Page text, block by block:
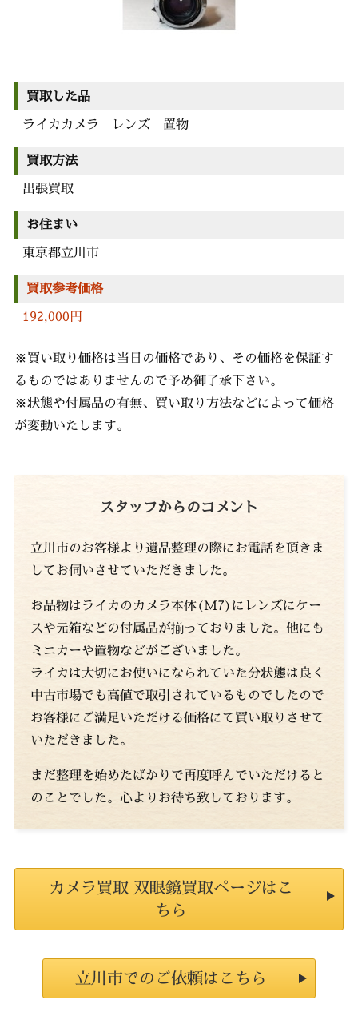
買取した品
ライカカメラ レンズ 置物
買取方法
出張買取
お住まい
東京都立川市
買取参考価格
192,000円
※買い取り価格は当日の価格であり、その価格を保証す
るものではありませんので予め御了承下さい。
※状態や付属品の有無、買い取り方法などによって価格
が変動いたします。
スタッフからのコメント
立川市のお客様より遺品整理の際にお電話を頂きま
してお伺いさせていただきました。
お品物はライカのカメラ本体(M7)にレンズにケー
スや元箱などの付属品が揃っておりました。他にも
ミニカーや置物などがございました。
ライカは大切にお使いになられていた分状態は良く
中古市場でも高値で取引されているものでしたので
お客様にご満足いただける価格にて買い取りさせて
いただきました。
まだ整理を始めたばかりで再度呼んでいただけると
のことでした。心よりお待ち致しております。
カメラ買取 双眼鏡買取ページはこ
ちら
立川市でのご依頼はこちら